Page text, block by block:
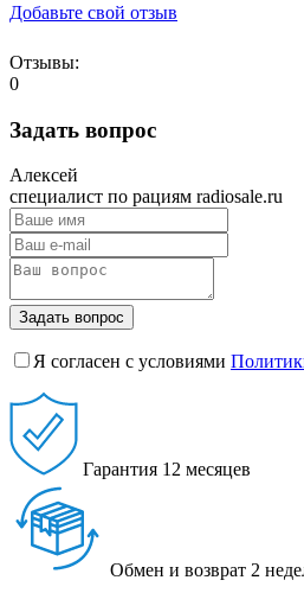
Добавьте свой отзыв
Отзывы:
0
Задать вопрос
Алексей
специалист по рациям radiosale.ru
Задать вопрос
Я согласен с условиями
Гарантия 12 месяцев
Обмен и возврат 2